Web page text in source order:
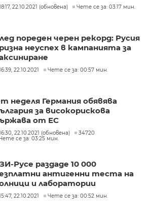
22.10.2021 (обновена) Чете се за: 03:17 мин.
пореден черен рекорд: Русия
неуспех в кампанията за
22.10.2021 Чете се за: 00:57 мин.
неделя Германия обявява
за високорискова
от ЕС
22.10.2021 (обновена)
34720
се за: 03:25 мин.
Русе раздаде 10 000
антигенни теста на
и лаборатории
22.10.2021 Чете се за: 00:52 мин.